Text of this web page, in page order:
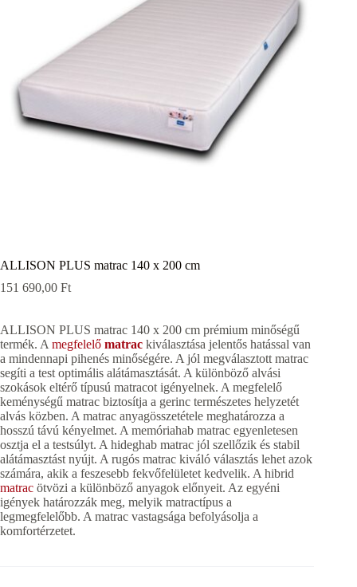
ALLISON PLUS matrac 140 x 200 cm
151 690,00 Ft
ALLISON PLUS matrac 140 x 200 cm prémium minőségű
termék. A megfelelő matrac kiválasztása jelentős hatással van
a mindennapi pihenés minőségére. A jól megválasztott matrac
segíti a test optimális alátámasztását. A különböző alvási
szokások eltérő típusú matracot igényelnek. A megfelelő
keménységű matrac biztosítja a gerinc természetes helyzetét
alvás közben. A matrac anyagösszetétele meghatározza a
hosszú távú kényelmet. A memóriahab matrac egyenletesen
osztja el a testsúlyt. A hideghab matrac jól szellőzik és stabil
alátámasztást nyújt. A rugós matrac kiváló választás lehet azok
számára, akik a feszesebb fekvőfelületet kedvelik. A hibrid
matrac ötvözi a különböző anyagok előnyeit. Az egyéni
igények határozzák meg, melyik matractípus a
legmegfelelőbb. A matrac vastagsága befolyásolja a
komfortérzetet.